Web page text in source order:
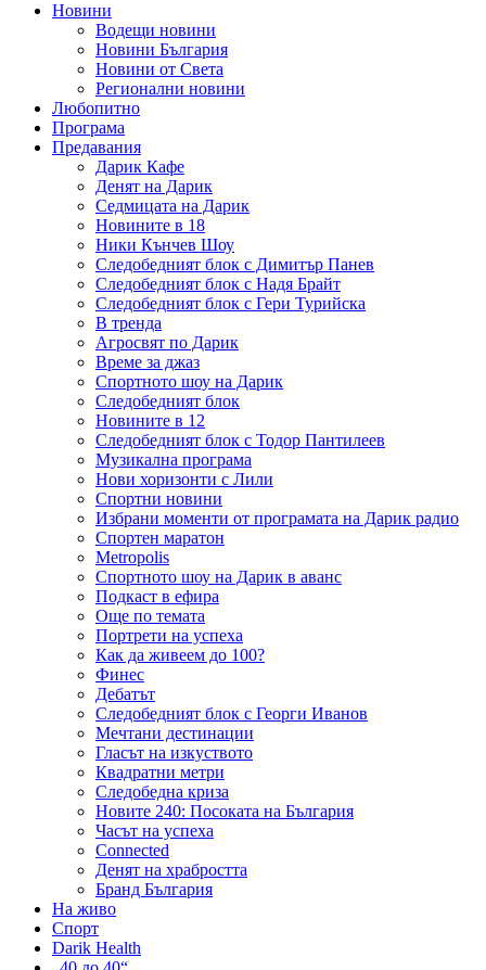
Новини
Водещи новини
Новини България
Новини от Света
Регионални новини
Любопитно
Програма
Предавания
Дарик Кафе
Денят на Дарик
Седмицата на Дарик
Новините в 18
Ники Кънчев Шоу
Следобедният блок с Димитър Панев
Следобедният блок с Надя Брайт
Следобедният блок с Гери Турийска
В тренда
Агросвят по Дарик
Време за джаз
Спортното шоу на Дарик
Следобедният блок
Новините в 12
Следобедният блок с Тодор Пантилеев
Музикална програма
Нови хоризонти с Лили
Спортни новини
Избрани моменти от програмата на Дарик радио
Спортен маратон
Metropolis
Спортното шоу на Дарик в аванс
Подкаст в ефира
Още по темата
Портрети на успеха
Как да живеем до 100?
Финес
Дебатът
Следобедният блок с Георги Иванов
Мечтани дестинации
Гласът на изкуството
Квадратни метри
Следобедна криза
Новите 240: Посоката на България
Часът на успеха
Connected
Денят на храбростта
Бранд България
На живо
Спорт
Darik Health